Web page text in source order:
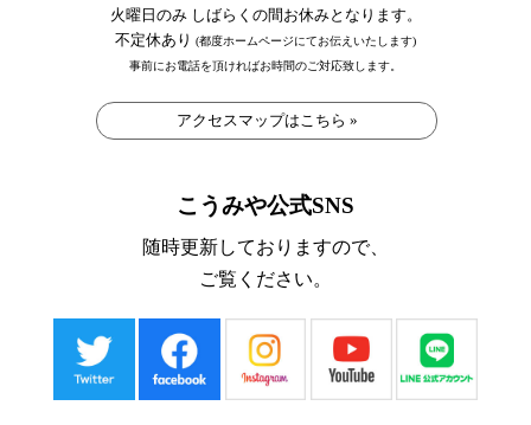
火曜日のみ しばらくの間お休みとなります。
不定休あり (都度ホームページにてお伝えいたします)
事前にお電話を頂ければお時間のご対応致します。
アクセスマップはこちら »
こうみや公式SNS
随時更新しておりますので、
ご覧ください。